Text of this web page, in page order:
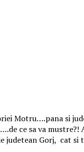
Motru….pana si
ce sa va
Gorj, cat si